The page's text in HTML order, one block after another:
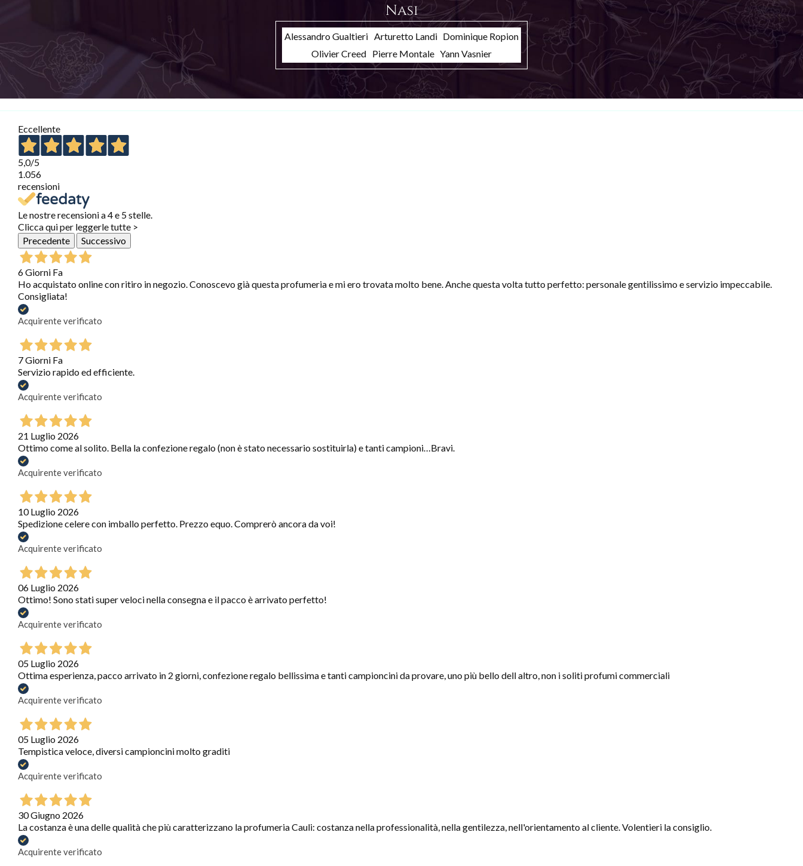
Nasi
Alessandro Gualtieri Arturetto Landi Dominique Ropion
Olivier Creed Pierre Montale Yann Vasnier
Eccellente
5,0/5
1.056
recensioni
Le nostre recensioni a 4 e 5 stelle.
Clicca qui per leggerle tutte >
Precedente
Successivo
6 Giorni Fa
Ho acquistato online con ritiro in negozio. Conoscevo già questa profumeria e mi ero trovata molto bene. Anche questa volta tutto perfetto: personale gentilissimo e servizio impeccabile.
Consigliata!
Acquirente verificato
7 Giorni Fa
Servizio rapido ed efficiente.
Acquirente verificato
21 Luglio 2026
Ottimo come al solito. Bella la confezione regalo (non è stato necessario sostituirla) e tanti campioni…Bravi.
Acquirente verificato
10 Luglio 2026
Spedizione celere con imballo perfetto. Prezzo equo. Comprerò ancora da voi!
Acquirente verificato
06 Luglio 2026
Ottimo! Sono stati super veloci nella consegna e il pacco è arrivato perfetto!
Acquirente verificato
05 Luglio 2026
Ottima esperienza, pacco arrivato in 2 giorni, confezione regalo bellissima e tanti campioncini da provare, uno più bello dell altro, non i soliti profumi commerciali
Acquirente verificato
05 Luglio 2026
Tempistica veloce, diversi campioncini molto graditi
Acquirente verificato
30 Giugno 2026
La costanza è una delle qualità che più caratterizzano la profumeria Cauli: costanza nella professionalità, nella gentilezza, nell'orientamento al cliente. Volentieri la consiglio.
Acquirente verificato